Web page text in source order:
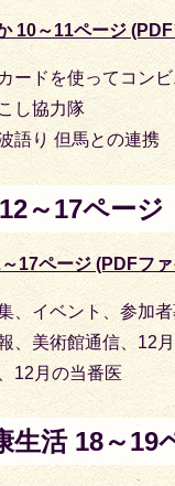
10～11ページ
ードを使ってコン
し協力隊
語り 但馬との連携
～17ページ
17ページ (PDFフ
、イベント、参加
、美術館通信、12
12月の当番医
生活 18～19